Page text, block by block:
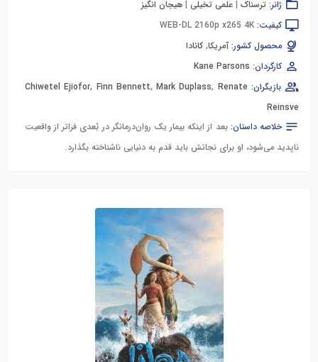
ژانر: ترسناک | علمی تخیلی | هیجان انگیز
کیفیت: WEB-DL 2160p x265 4K
محصول کشور: آمریکا, کانادا
کارگردان: Kane Parsons
بازیگران:
Chiwetel Ejiofor, Finn Bennett, Mark Duplass, Renate
Reinsve
خلاصه داستان:بعد از اینکه بیمار یک روان‌درمانگر در بُعدی فراتر از واقعیت
ناپدید می‌شود، او برای نجاتش باید قدم به دنیایی ناشناخته بگذارد.